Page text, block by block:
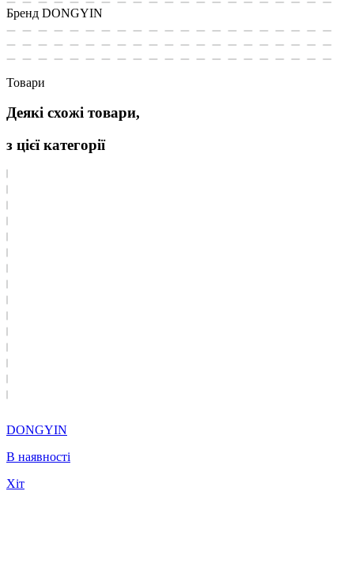
Бренд DONGYIN
Товари
Деякі схожі товари,
з цієї категорії
DONGYIN
В наявності
Хіт